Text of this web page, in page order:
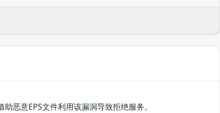
恶意EPS文件利用该漏洞导致拒绝服务。